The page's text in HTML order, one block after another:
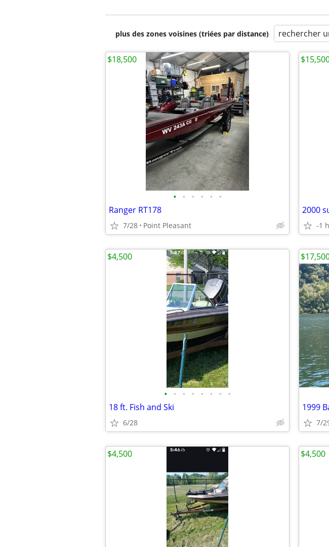
plus des zones voisines (triées par distance) rechercher
• • • • • •
Ranger RT178
7/28 Point Pleasant
$18,500
2000
-1 h
• • • • • • • •
18 ft. Fish and Ski
6/28
$4,500
1999
7/
$4,500 $4,500